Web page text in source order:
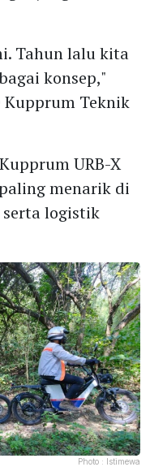
Tahun lalu kita
konsep,"
Kupprum Teknik
URB-X
menarik di
logistik
Photo : Istimewa